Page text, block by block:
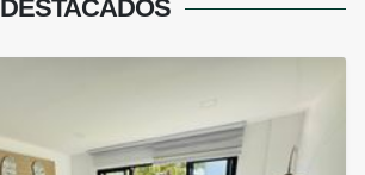
DESTACADOS